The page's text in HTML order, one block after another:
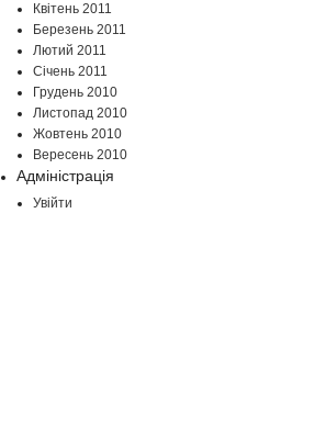
Квітень 2011
Березень 2011
Лютий 2011
Січень 2011
Грудень 2010
Листопад 2010
Жовтень 2010
Вересень 2010
Адміністрація
Увійти